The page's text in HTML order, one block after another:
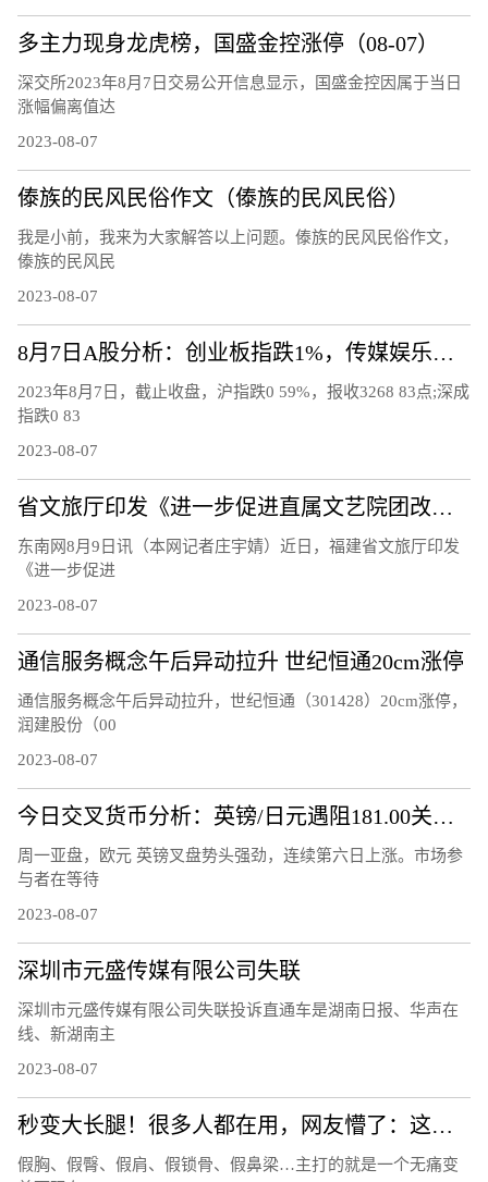
多主力现身龙虎榜，国盛金控涨停（08-07）
深交所2023年8月7日交易公开信息显示，国盛金控因属于当日
涨幅偏离值达
2023-08-07
傣族的民风民俗作文（傣族的民风民俗）
我是小前，我来为大家解答以上问题。傣族的民风民俗作文，
傣族的民风民
2023-08-07
8月7日A股分析：创业板指跌1%，传媒娱乐板块逆市上涨
2023年8月7日，截止收盘，沪指跌0 59%，报收3268 83点;深成
指跌0 83
2023-08-07
省文旅厅印发《进一步促进直属文艺院团改革发展的工作措施》
东南网8月9日讯（本网记者庄宇婧）近日，福建省文旅厅印发
《进一步促进
2023-08-07
通信服务概念午后异动拉升 世纪恒通20cm涨停
通信服务概念午后异动拉升，世纪恒通（301428）20cm涨停，
润建股份（00
2023-08-07
今日交叉货币分析：英镑/日元遇阻181.00关口 欧元/英镑升破 0.8600关口
周一亚盘，欧元 英镑叉盘势头强劲，连续第六日上涨。市场参
与者在等待
2023-08-07
深圳市元盛传媒有限公司失联
深圳市元盛传媒有限公司失联投诉直通车是湖南日报、华声在
线、新湖南主
2023-08-07
秒变大长腿！很多人都在用，网友懵了：这也有假的？
假胸、假臀、假肩、假锁骨、假鼻梁…主打的就是一个无痛变